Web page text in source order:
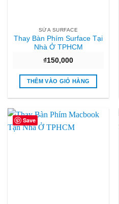
SỬA SURFACE
Thay Bàn Phím Surface Tại
Nhà Ở TPHCM
₫150,000
THÊM VÀO GIỎ HÀNG
Save